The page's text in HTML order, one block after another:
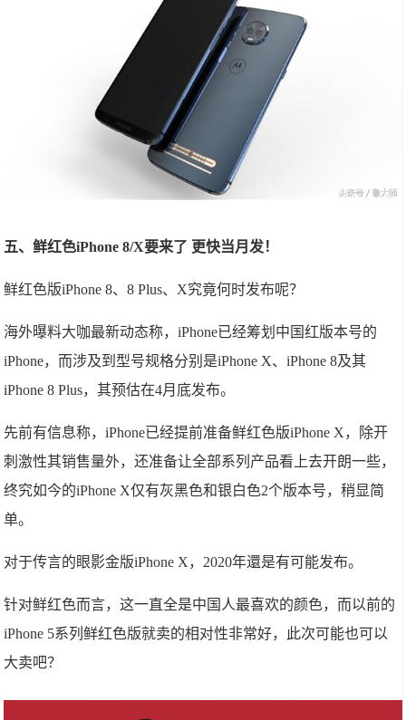
五、鲜红色iPhone 8/X要来了 更快当月发！
鲜红色版iPhone 8、8 Plus、X究竟何时发布呢？
海外曝料大咖最新动态称，iPhone已经筹划中国红版本号的
iPhone，而涉及到型号规格分别是iPhone X、iPhone 8及其
iPhone 8 Plus，其预估在4月底发布。
先前有信息称，iPhone已经提前准备鲜红色版iPhone X，除开
刺激性其销售量外，还准备让全部系列产品看上去开朗一些，
终究如今的iPhone X仅有灰黑色和银白色2个版本号，稍显简
单。
对于传言的眼影金版iPhone X，2020年還是有可能发布。
针对鲜红色而言，这一直全是中国人最喜欢的颜色，而以前的
iPhone 5系列鲜红色版就卖的相对性非常好，此次可能也可以
大卖吧？